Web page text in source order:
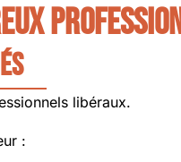
libéraux.
: